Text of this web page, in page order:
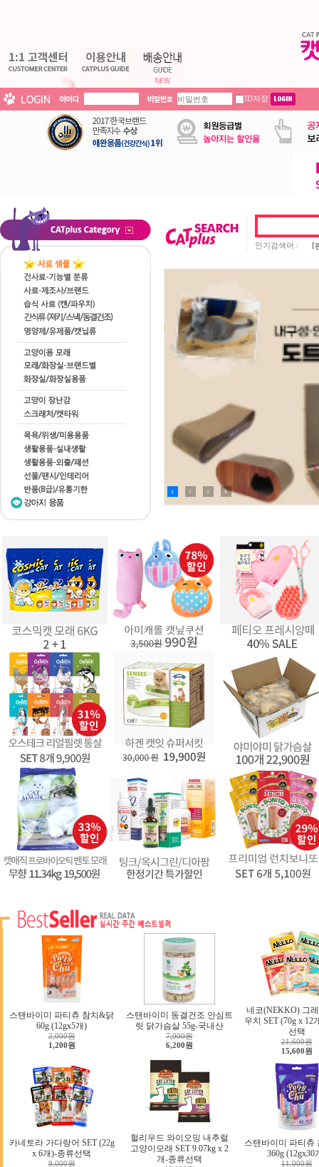
ID저장
인기검색어 : [
1 2 3 4
스탠바이미 파티츄 참치&닭
60g (12gx5개)
2,000원
1,200원
스탠바이미 동결건조 안심트
릿 닭가슴살 55g-국내산
7,000원
6,200원
네코(NEKKO) 그
우치 SET (70g x 12
선택
21,600원
15,600원
카네토라 가다랑어 SET (22g
x 6개)-종류선택
9,000원
헐리우드 와이오밍 내추럴
고양이모래 SET 9.07kg x 2
개-종류선택
스탠바이미 파티츄
360g (12gx30
11,000원